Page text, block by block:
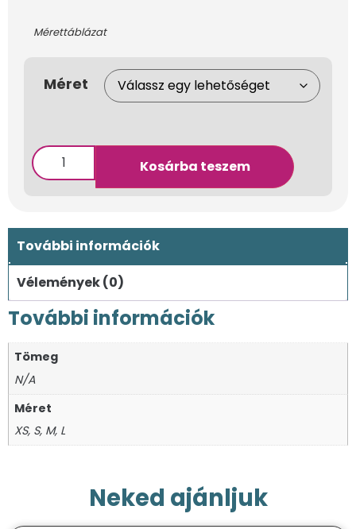
Mérettáblázat
Méret
Kosárba teszem
További információk
Vélemények (0)
További információk
Tömeg
N/A
Méret
XS, S, M, L
Neked ajánljuk